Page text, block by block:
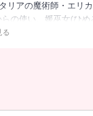
リアの魔術師・エリ
の使い、媛巫女(ひ
たが、なぜか彼には
る